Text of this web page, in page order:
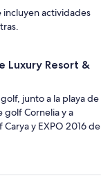
incluyen actividades
Luxury Resort &
junto a la playa de
golf Cornelia y a
y EXPO 2016 de